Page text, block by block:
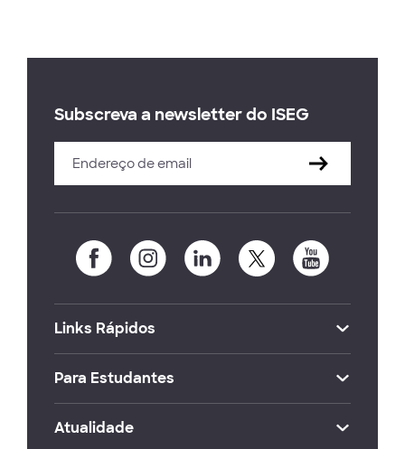
Subscreva a newsletter do ISEG
Links Rápidos
Para Estudantes
Atualidade